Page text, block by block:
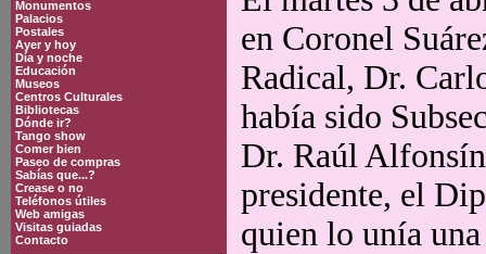
Monumentos
Palacios
Postales
Ayer y hoy
Día y noche
Educación
Museos
Centros Culturales
Bibliotecas
Dónde ir?
Tango show
Comer bien
Paseo de compras
Sabías que...?
Crease o no
Teléfonos útiles
Web amigas
Visitas guiadas
Contacto
en Coronel
Radical, Dr.
había sido
Dr. Raúl
presidente, el
quien lo unía